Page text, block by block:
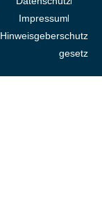
Impressum
Hinweisgeberschutz
gesetz